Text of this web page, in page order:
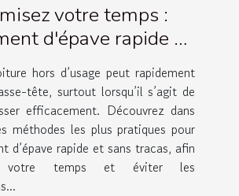
votre temps :
d'épave rapide et
simple
hors d’usage peut rapidement
tête, surtout lorsqu’il s’agit de
efficacement. Découvrez dans
méthodes les plus pratiques pour
d’épave rapide et sans tracas, afin
votre temps et éviter les